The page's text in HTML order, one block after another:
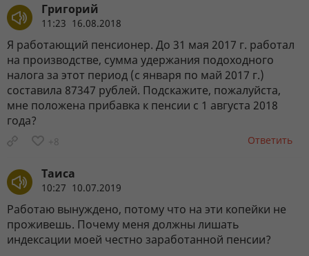
Григорий
11:23 16.08.2018
Я работающий пенсионер. До 31 мая 2017 г. работал
на производстве, сумма удержания подоходного
налога за этот период (с января по май 2017 г.)
составила 87347 рублей. Подскажите, пожалуйста,
мне положена прибавка к пенсии с 1 августа 2018
года?
+8 Ответить
Таиса
10:27 10.07.2019
Работаю вынуждено, потому что на эти копейки не
проживешь. Почему меня должны лишать
индексации моей честно заработанной пенсии?